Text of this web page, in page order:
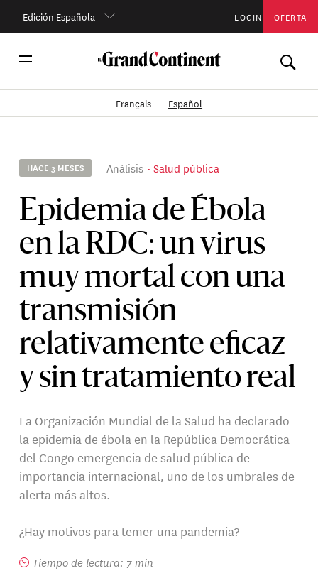
Edición Española LOGIN OFERTA
Français Español
HACE 3 MESES Análisis Salud pública
Epidemia de Ébola
en la RDC: un virus
muy mortal con una
transmisión
relativamente eficaz
y sin tratamiento real
La Organización Mundial de la Salud ha declarado
la epidemia de ébola en la República Democrática
del Congo emergencia de salud pública de
importancia internacional, uno de los umbrales de
alerta más altos.
¿Hay motivos para temer una pandemia?
Tiempo de lectura: 7 min